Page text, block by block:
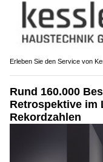
Erleben Sie den Service von
Rund 160.000
Retrospektive im
Rekordzahlen